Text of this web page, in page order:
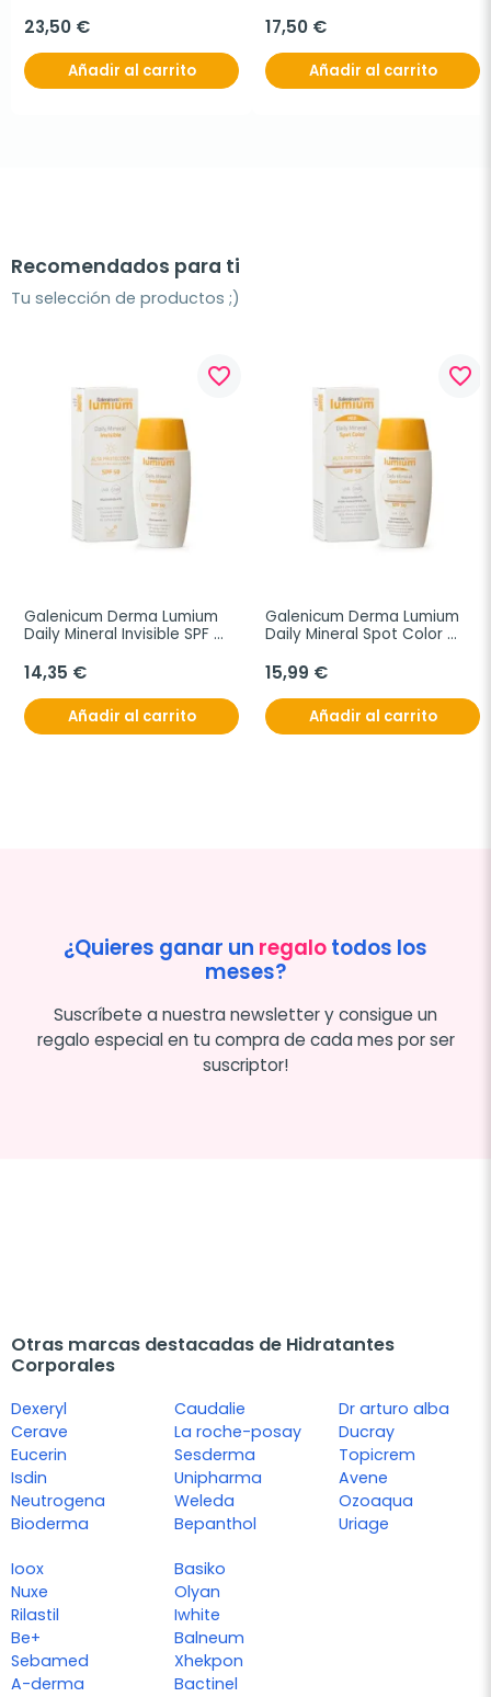
23,50 €
Añadir al carrito
17,50 €
Añadir al carrito
Recomendados para ti
Tu selección de productos ;)
favorite_border
Galenicum Derma Lumium
Daily Mineral Invisible SPF
14,35 €
Añadir al carrito
favorite_border
Galenicum Derma Lumium
Daily Mineral Spot Color
15,99 €
Añadir al carrito
¿Quieres ganar un regalotodos los
meses?
Suscríbete a nuestra newsletter y consigue un
regalo especial en tu compra de cada mes por ser
suscriptor!
Otras marcas destacadas de Hidratantes
Corporales
Dexeryl
Cerave
Eucerin
Isdin
Neutrogena
Bioderma
Caudalie
La roche-posay
Sesderma
Unipharma
Weleda
Bepanthol
Dr arturo alba
Ducray
Topicrem
Avene
Ozoaqua
Uriage
Ioox
Nuxe
Rilastil
Be+
Sebamed
A-derma
Basiko
Olyan
Iwhite
Balneum
Xhekpon
Bactinel